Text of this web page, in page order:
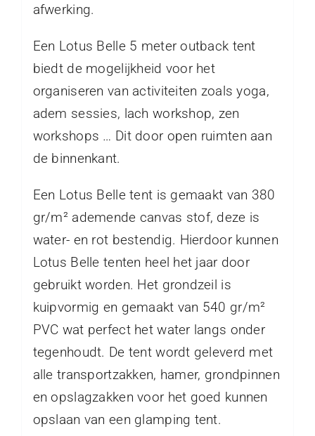
afwerking.
Een Lotus Belle 5 meter outback tent
biedt de mogelijkheid voor het
organiseren van activiteiten zoals yoga,
adem sessies, lach workshop, zen
workshops … Dit door open ruimten aan
de binnenkant.
Een Lotus Belle tent is gemaakt van 380
gr/m² ademende canvas stof, deze is
water- en rot bestendig. Hierdoor kunnen
Lotus Belle tenten heel het jaar door
gebruikt worden. Het grondzeil is
kuipvormig en gemaakt van 540 gr/m²
PVC wat perfect het water langs onder
tegenhoudt. De tent wordt geleverd met
alle transportzakken, hamer, grondpinnen
en opslagzakken voor het goed kunnen
opslaan van een glamping tent.